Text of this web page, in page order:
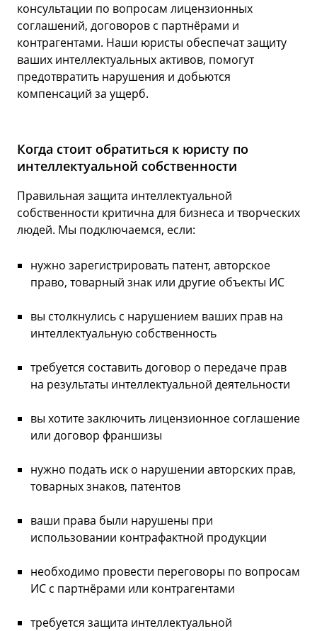
консультации по вопросам лицензионных
соглашений, договоров с партнёрами и
контрагентами. Наши юристы обеспечат защиту
ваших интеллектуальных активов, помогут
предотвратить нарушения и добьются
компенсаций за ущерб.
Когда стоит обратиться к юристу по
интеллектуальной собственности
Правильная защита интеллектуальной
собственности критична для бизнеса и творческих
людей. Мы подключаемся, если:
нужно зарегистрировать патент, авторское
право, товарный знак или другие объекты ИС
вы столкнулись с нарушением ваших прав на
интеллектуальную собственность
требуется составить договор о передаче прав
на результаты интеллектуальной деятельности
вы хотите заключить лицензионное соглашение
или договор франшизы
нужно подать иск о нарушении авторских прав,
товарных знаков, патентов
ваши права были нарушены при
использовании контрафактной продукции
необходимо провести переговоры по вопросам
ИС с партнёрами или контрагентами
требуется защита интеллектуальной